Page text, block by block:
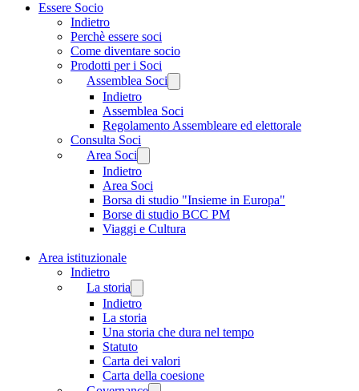
Essere Socio
Indietro
Perchè essere soci
Come diventare socio
Prodotti per i Soci
Assemblea Soci
Indietro
Assemblea Soci
Regolamento Assembleare ed elettorale
Consulta Soci
Area Soci
Indietro
Area Soci
Borsa di studio "Insieme in Europa"
Borse di studio BCC PM
Viaggi e Cultura
Area istituzionale
Indietro
La storia
Indietro
La storia
Una storia che dura nel tempo
Statuto
Carta dei valori
Carta della coesione